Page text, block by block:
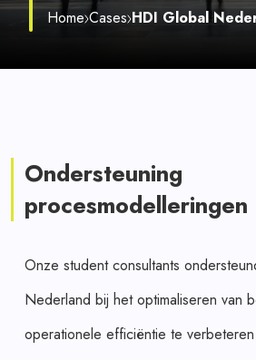
Home Cases HDI Global
Ondersteuning
procesmodelleringen
Onze student consultants
Nederland bij het optimaliseren van
operationele efficiëntie te